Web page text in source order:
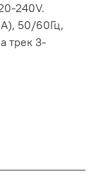
240V.
50/60Гц,
трек 3-